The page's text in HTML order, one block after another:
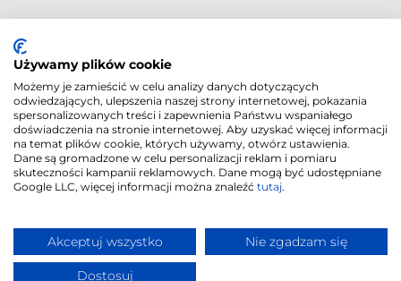
Polityka Cookies|
Polityka
Prywatności
© 2018 -2026
"CORDIA PLUS" |
|
Używamy plików cookie
Możemy je zamieścić w celu analizy danych dotyczących
odwiedzających, ulepszenia naszej strony internetowej, pokazania
spersonalizowanych treści i zapewnienia Państwu wspaniałego
doświadczenia na stronie internetowej. Aby uzyskać więcej informacji
na temat plików cookie, których używamy, otwórz ustawienia.
Dane są gromadzone w celu personalizacji reklam i pomiaru
skuteczności kampanii reklamowych. Dane mogą być udostępniane
Google LLC, więcej informacji można znaleźć tutaj.
Akceptuj wszystko Nie zgadzam się
Dostosuj